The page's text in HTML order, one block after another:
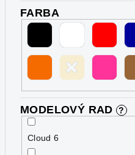
FARBA
MODELOVÝ RAD ?
Cloud 6